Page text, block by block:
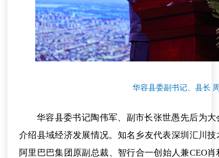
华容县委副书记、县长
华容县委书记陶伟军、副市长张世愚先后为
介绍县域经济发展情况。知名乡友代表深圳汇川
阿里巴巴集团原副总裁、智行合一创始人兼CEO